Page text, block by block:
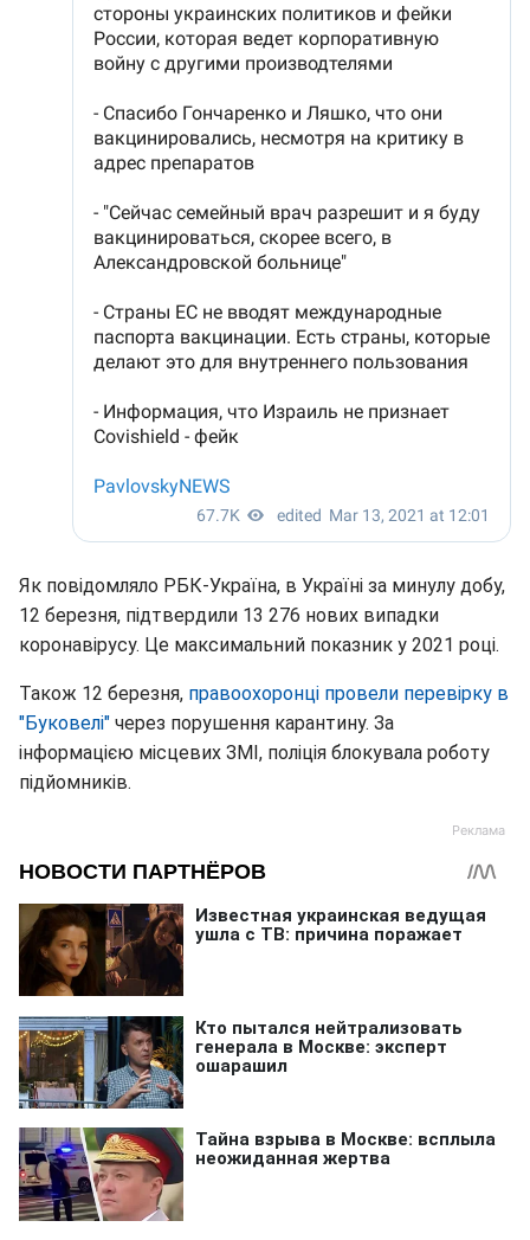
Як повідомляло РБК-Україна, в Україні за минулу добу,
12 березня, підтвердили 13 276 нових випадки
коронавірусу. Це максимальний показник у 2021 році.
Також 12 березня, правоохоронці провели перевірку в
"Буковелі" через порушення карантину. За
інформацією місцевих ЗМІ, поліція блокувала роботу
підйомників.